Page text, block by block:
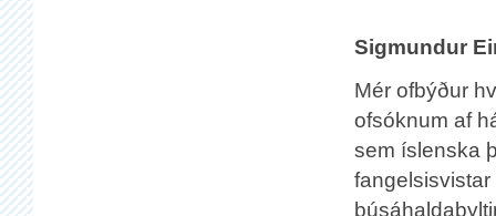
Sigmundur
Mér ofbýður
ofsóknum af
sem íslenska